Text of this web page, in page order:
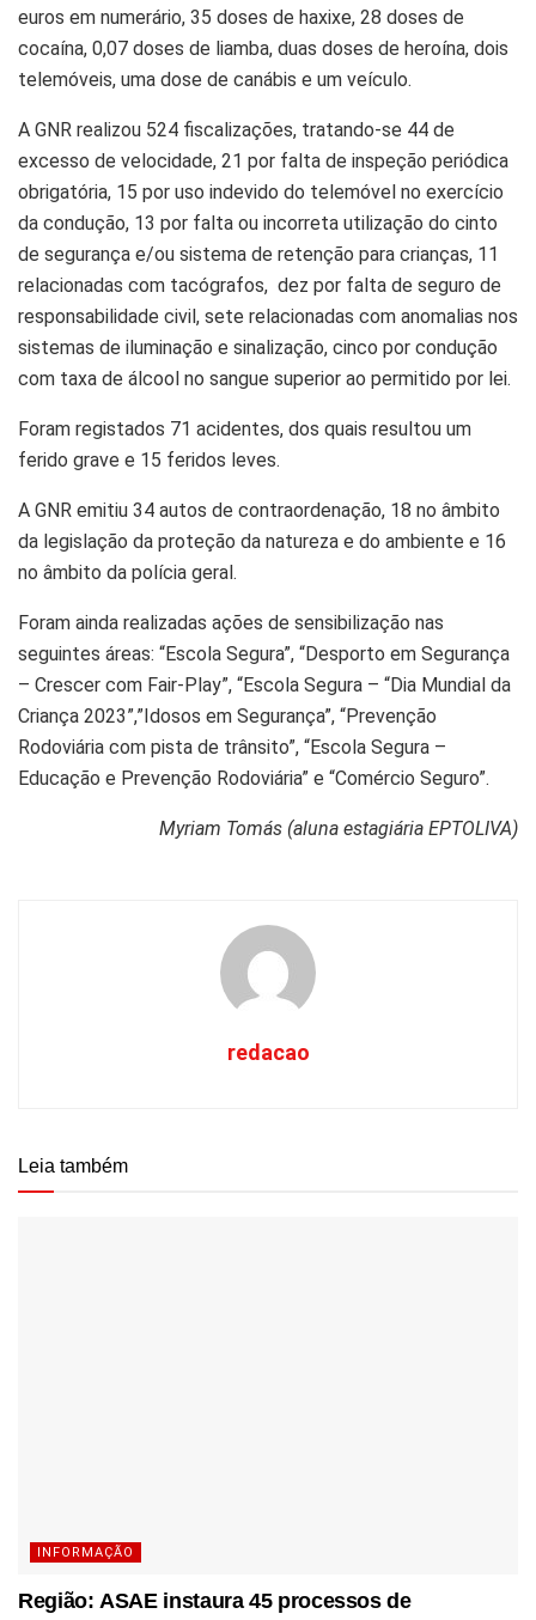
euros em numerário, 35 doses de haxixe, 28 doses de
cocaína, 0,07 doses de liamba, duas doses de heroína, dois
telemóveis, uma dose de canábis e um veículo.
A GNR realizou 524 fiscalizações, tratando-se 44 de
excesso de velocidade, 21 por falta de inspeção periódica
obrigatória, 15 por uso indevido do telemóvel no exercício
da condução, 13 por falta ou incorreta utilização do cinto
de segurança e/ou sistema de retenção para crianças, 11
relacionadas com tacógrafos, dez por falta de seguro de
responsabilidade civil, sete relacionadas com anomalias nos
sistemas de iluminação e sinalização, cinco por condução
com taxa de álcool no sangue superior ao permitido por lei.
Foram registados 71 acidentes, dos quais resultou um
ferido grave e 15 feridos leves.
A GNR emitiu 34 autos de contraordenação, 18 no âmbito
da legislação da proteção da natureza e do ambiente e 16
no âmbito da polícia geral.
Foram ainda realizadas ações de sensibilização nas
seguintes áreas: “Escola Segura”, “Desporto em Segurança
– Crescer com Fair-Play”, “Escola Segura – “Dia Mundial da
Criança 2023”,”Idosos em Segurança”, “Prevenção
Rodoviária com pista de trânsito”, “Escola Segura –
Educação e Prevenção Rodoviária” e “Comércio Seguro”.
Myriam Tomás (aluna estagiária EPTOLIVA)
redacao
Leia também
INFORMAÇÃO
Região: ASAE instaura 45 processos de